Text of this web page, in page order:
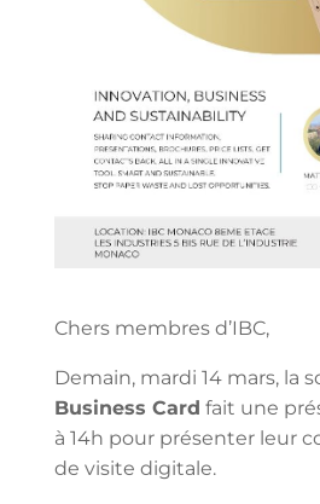
Chers membres d’IBC,
Demain, mardi 14 mars, la
Business Card fait une
à 14h pour présenter leur
de visite digitale.